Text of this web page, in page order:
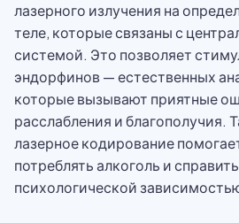
лазерного излучения на
теле, которые связаны с
системой. Это позволяет
эндорфинов — естественных
которые вызывают приятные
расслабления и благополучия.
лазерное кодирование
потреблять алкоголь и
психологической